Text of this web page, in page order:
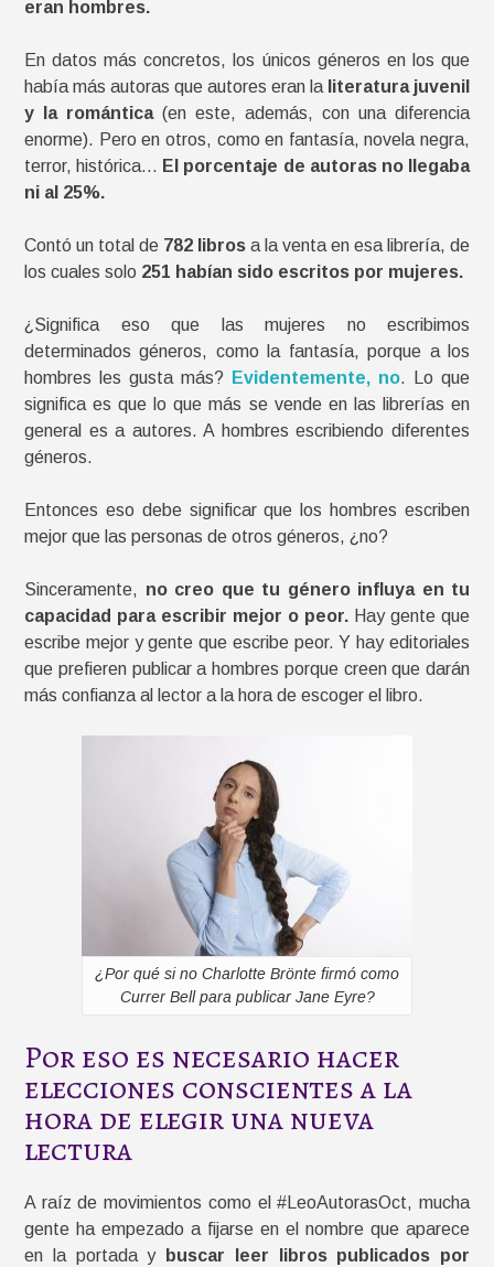
eran hombres.
En datos más concretos, los únicos géneros en los que
había más autoras que autores eran la literatura juvenil
y la romántica(en este, además, con una diferencia
enorme). Pero en otros, como en fantasía, novela negra,
terror, histórica… El porcentaje de autoras no llegaba
ni al 25%.
Contó un total de 782 libros a la venta en esa librería, de
los cuales solo 251 habían sido escritos por mujeres.
¿Significa eso que las mujeres no escribimos
determinados géneros, como la fantasía, porque a los
hombres les gusta más?
Evidentemente, no. Lo que
significa es que lo que más se vende en las librerías en
general es a autores. A hombres escribiendo diferentes
géneros.
Entonces eso debe significar que los hombres escriben
mejor que las personas de otros géneros, ¿no?
Sinceramente, no creo que tu género influya en tu
capacidad para escribir mejor o peor. Hay gente que
escribe mejor y gente que escribe peor. Y hay editoriales
que prefieren publicar a hombres porque creen que darán
más confianza al lector a la hora de escoger el libro.
¿Por qué si no Charlotte Brönte firmó como
Currer Bell para publicar Jane Eyre?
Por eso es necesario hacer
elecciones conscientes a la
hora de elegir una nueva
lectura
A raíz de movimientos como el #LeoAutorasOct, mucha
gente ha empezado a fijarse en el nombre que aparece
en la portada y
buscar leer libros publicados por